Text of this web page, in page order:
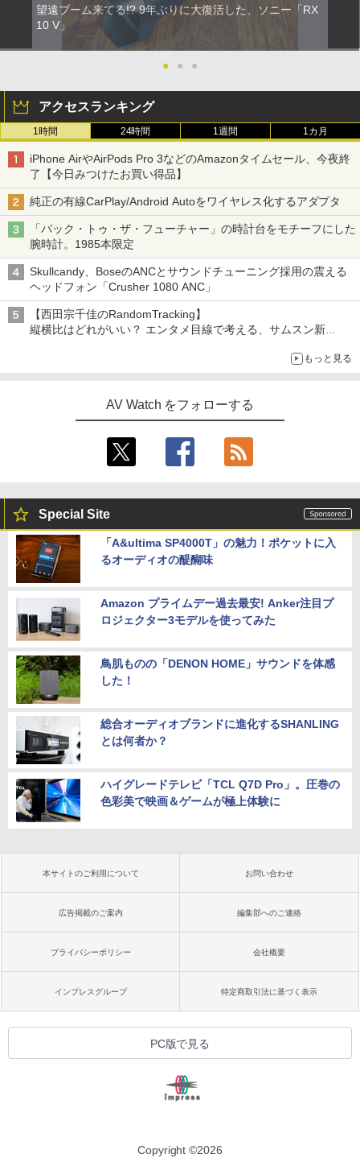
望遠ブーム来てる!? 9年ぶりに大復活した、ソニー「RX
10 V」
● ● ●
アクセスランキング
1時間 24時間 1週間 1カ月
iPhone AirやAirPods Pro 3などのAmazonタイムセール、今夜終
了【今日みつけたお買い得品】
純正の有線CarPlay/Android Autoをワイヤレス化するアダプタ
「バック・トゥ・ザ・フューチャー」の時計台をモチーフにした
腕時計。1985本限定
Skullcandy、BoseのANCとサウンドチューニング採用の震える
ヘッドフォン「Crusher 1080 ANC」
【西田宗千佳のRandomTracking】
縦横比はどれがいい？ エンタメ目線で考える、サムスン新
もっと見る
AV Watch をフォローする
Special Site
「A&ultima SP4000T」の魅力！ポケットに入
るオーディオの醍醐味
Amazon プライムデー過去最安! Anker注目プ
ロジェクター3モデルを使ってみた
鳥肌ものの「DENON HOME」サウンドを体感
した！
総合オーディオブランドに進化するSHANLING
とは何者か？
ハイグレードテレビ「TCL Q7D Pro」。圧巻の
色彩美で映画＆ゲームが極上体験に
本サイトのご利用について お問い合わせ
広告掲載のご案内 編集部へのご連絡
プライバシーポリシー 会社概要
インプレスグループ 特定商取引法に基づく表示
PC版で見る
Copyright ©2026